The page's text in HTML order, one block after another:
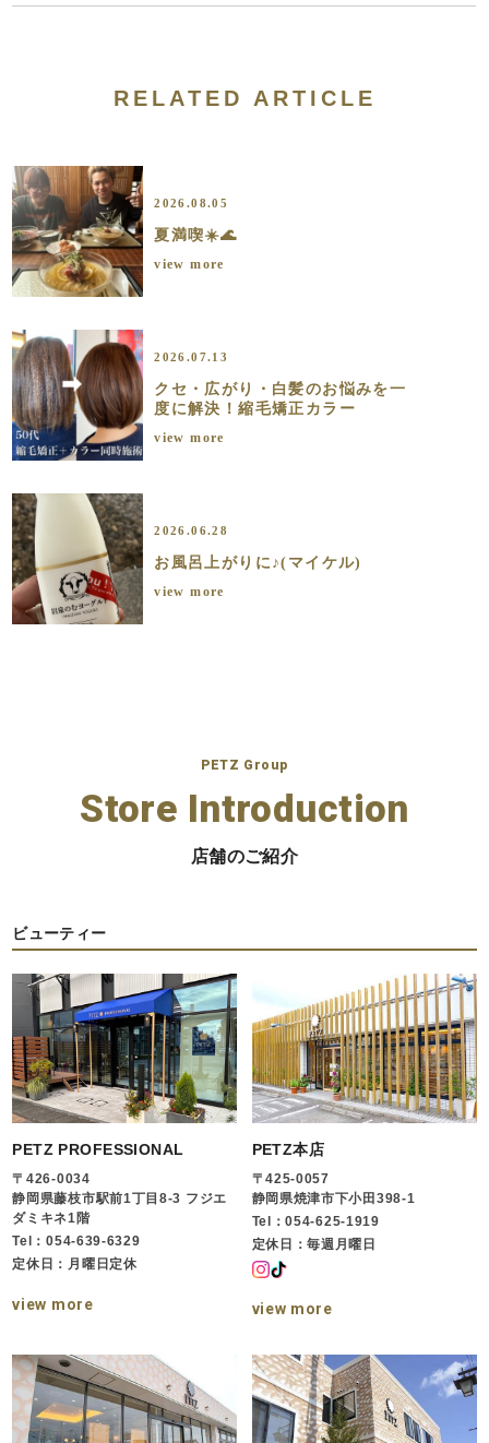
RELATED ARTICLE
2026.08.05
夏満喫☀️🌊
view more
2026.07.13
クセ・広がり・白髪のお悩みを一
度に解決！縮毛矯正カラー
view more
2026.06.28
お風呂上がりに♪(マイケル)
view more
PETZ Group
Store Introduction
店舗のご紹介
ビューティー
PETZ PROFESSIONAL
〒426-0034
静岡県藤枝市駅前1丁目8-3 フジエ
ダミキネ1階
Tel：054-639-6329
定休日：月曜日定休
view more
PETZ本店
〒425-0057
静岡県焼津市下小田398-1
Tel：054-625-1919
定休日：毎週月曜日
view more